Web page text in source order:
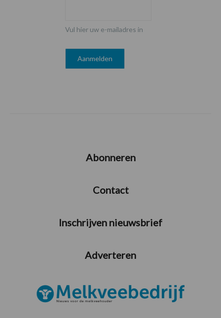
Vul hier uw e-mailadres in
Abonneren
Contact
Inschrijven nieuwsbrief
Adverteren